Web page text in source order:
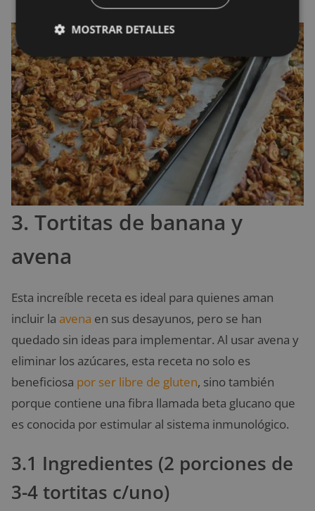
3. Tortitas de banana y
avena
Esta increíble receta es ideal para quienes aman
incluir la avena en sus desayunos, pero se han
quedado sin ideas para implementar. Al usar avena y
eliminar los azúcares, esta receta no solo es
beneficiosa por ser libre de gluten, sino también
porque contiene una fibra llamada beta glucano que
es conocida por estimular al sistema inmunológico.
3.1 Ingredientes (2 porciones de
3-4 tortitas c/uno)
MOSTRAR DETALLES